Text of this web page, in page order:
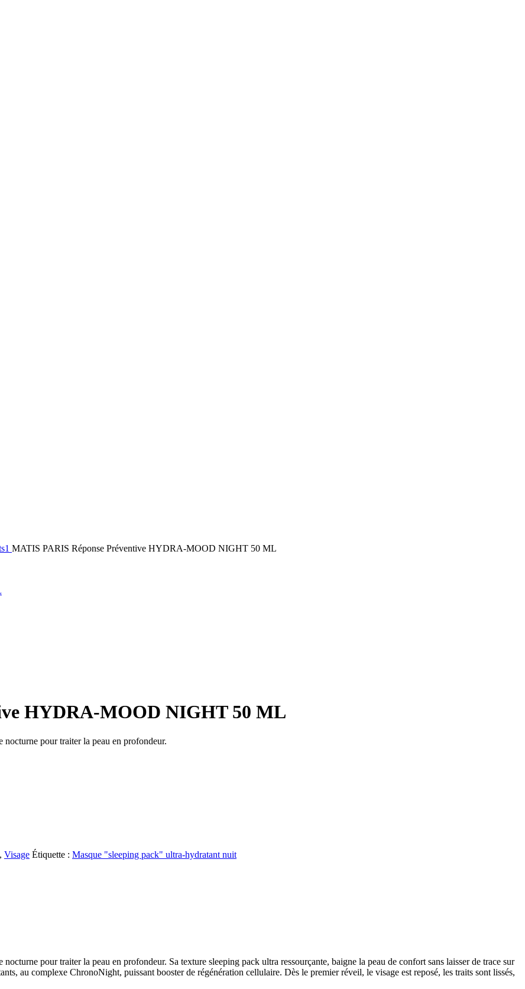
MATIS PARIS Réponse Préventive HYDRA-MOOD NIGHT 50 ML
HYDRA-MOOD NIGHT 50 ML
nocturne pour traiter la peau en profondeur.
, Visage Étiquette : Masque "sleeping pack" ultra-hydratant nuit
pour traiter la peau en profondeur. Sa texture sleeping pack ultra ressourçante, baigne la peau de confort sans laisser de trace sur
au complexe ChronoNight, puissant booster de régénération cellulaire. Dès le premier réveil, le visage est reposé, les traits sont lissés,